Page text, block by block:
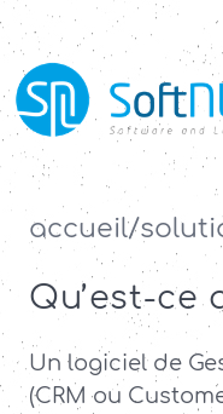
accueil
Qu’est-ce
Un logiciel de
(CRM ou